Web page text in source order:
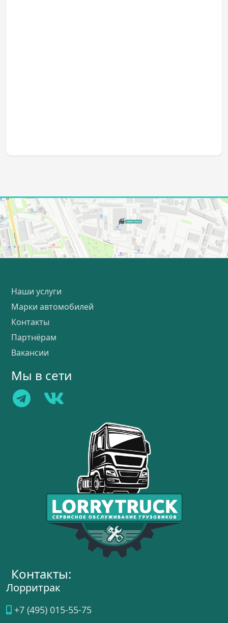
Наши услуги
Марки автомобилей
Контакты
Партнёрам
Вакансии
Мы в сети
Контакты:
Лорритрак
+7 (495) 015-55-75